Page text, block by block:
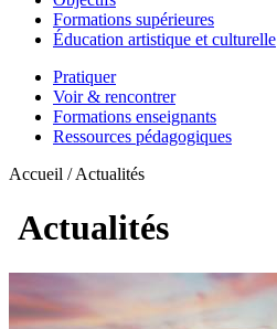
Formations supérieures
Éducation artistique et culturelle
Pratiquer
Voir & rencontrer
Formations enseignants
Ressources pédagogiques
Accueil / Actualités
Actualités